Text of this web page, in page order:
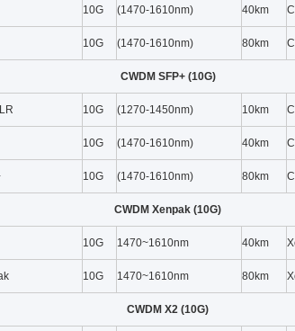
10G (1470-1610nm) 40km
10G (1470-1610nm) 80km
CWDM SFP+ (10G)
10G (1270-1450nm) 10km
10G (1470-1610nm) 40km
10G (1470-1610nm) 80km
CWDM Xenpak (10G)
10G 1470~1610nm 40km
10G 1470~1610nm 80km
CWDM X2 (10G)